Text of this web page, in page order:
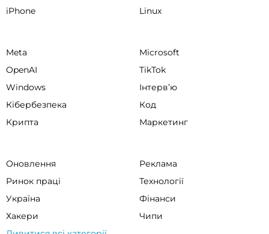
iPhone
Linux
Meta
Microsoft
OpenAI
TikTok
Windows
Інтервʼю
Кібербезпека
Код
Крипта
Маркетинг
Оновлення
Реклама
Ринок праці
Технології
Україна
Фінанси
Хакери
Чипи